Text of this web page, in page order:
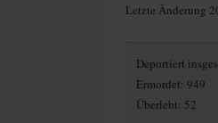
Letzte Änderung
Deportiert
Ermordet: 949
Überlebt: 52